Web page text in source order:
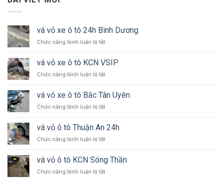
vá vỏ xe ô tô 24h Bình Dương
Chức năng bình luận bị tắtở
vỏ
xe
ô
24h
Dương
vá vỏ xe ô tô KCN VSIP
Chức năng bình luận bị tắtở
vỏ
xe
ô
KCN
vá vỏ xe ô tô Bắc Tân Uyên
Chức năng bình luận bị tắtở
vỏ
xe
ô
Bắc
Tân
Uyên
vá vỏ ô tô Thuận An 24h
Chức năng bình luận bị tắtở
ô
tô
vá vỏ ô tô KCN Sóng Thần
Chức năng bình luận bị tắtở